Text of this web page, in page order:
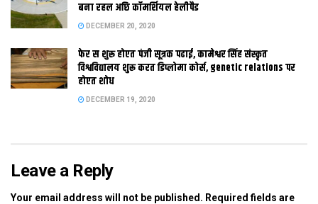
भवन निर्माण कार्य आओर तमिलनाडु मे केंद्रीय औद्योगिक सुरक्षा बल क एकटा
आरक्षित बटालियन लेल एक संरचना तैयार करत। परिवहन इकाई कए
अछि।
बना रहल अछि कॉमर्शियल हेलीपैड
DECEMBER 20, 2020
फेर स शुरू होएत पंजी सूत्रक पढाई, कामेश्वर सिंह संस्कृत
विश्वविद्यालय शुरू करत डिप्लोमा कोर्स, genetic relations पर
होएत शोध
DECEMBER 19, 2020
Leave a Reply
Your email address will not be published. Required fields are